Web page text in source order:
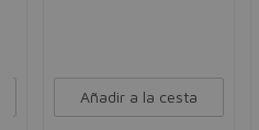
Añadir a la cesta